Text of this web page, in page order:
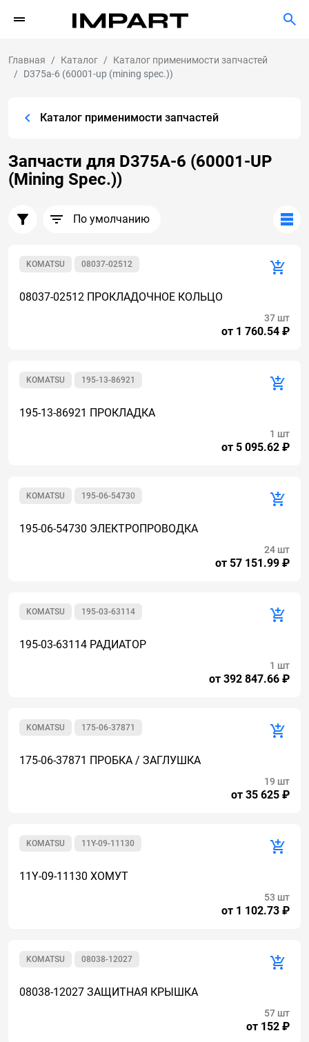
Главная Каталог
Каталог применимости запчастей
D375a-6 (60001-up (mining spec.))
Каталог применимости запчастей
Запчасти для D375A-6 (60001-UP
(Mining Spec.))
По умолчанию
08037-02512
KOMATSU
08037-02512 ПРОКЛАДОЧНОЕ КОЛЬЦО
от 1 760.54 ₽
37 шт
195-13-86921
KOMATSU
195-13-86921 ПРОКЛАДКА
от 5 095.62 ₽
1 шт
195-06-54730
KOMATSU
195-06-54730 ЭЛЕКТРОПРОВОДКА
от 57 151.99 ₽
24 шт
195-03-63114
KOMATSU
195-03-63114 РАДИАТОР
от 392 847.66 ₽
1 шт
175-06-37871
KOMATSU
175-06-37871 ПРОБКА / ЗАГЛУШКА
от 35 625 ₽
19 шт
11Y-09-11130
KOMATSU
11Y-09-11130 ХОМУТ
от 1 102.73 ₽
53 шт
08038-12027
KOMATSU
08038-12027 ЗАЩИТНАЯ КРЫШКА
от 152 ₽
57 шт